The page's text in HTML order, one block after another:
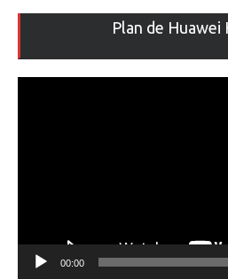
Plan de Huawei
00:00